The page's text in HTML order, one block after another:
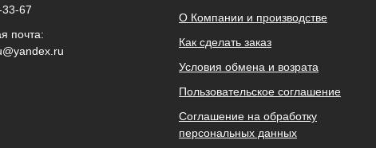
67
почта:
О Компании и производстве
Как сделать заказ
Условия обмена и возрата
Пользовательское соглашение
Соглашение на обработку
персональных данных